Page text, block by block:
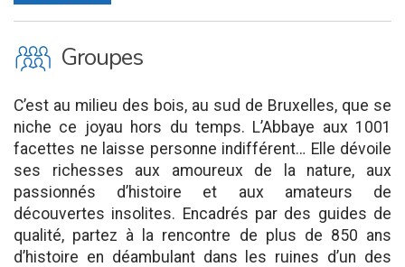
O Groupes
C’est au milieu des bois, au sud de Bruxelles, que se
niche ce joyau hors du temps. L’Abbaye aux 1001
facettes ne laisse personne indifférent… Elle dévoile
ses richesses aux amoureux de la nature, aux
passionnés d’histoire et aux amateurs de
découvertes insolites. Encadrés par des guides de
qualité, partez à la rencontre de plus de 850 ans
d’histoire en déambulant dans les ruines d’un des